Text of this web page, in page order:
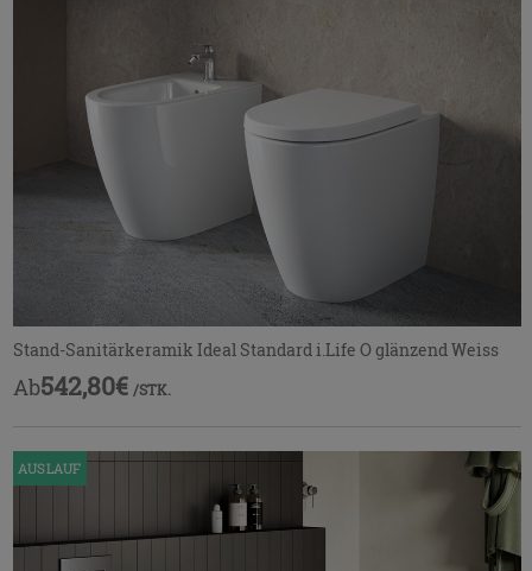
Stand-Sanitärkeramik Ideal Standard i.Life O glänzend Weiss
Ab542,80€ /STK.
AUSLAUF